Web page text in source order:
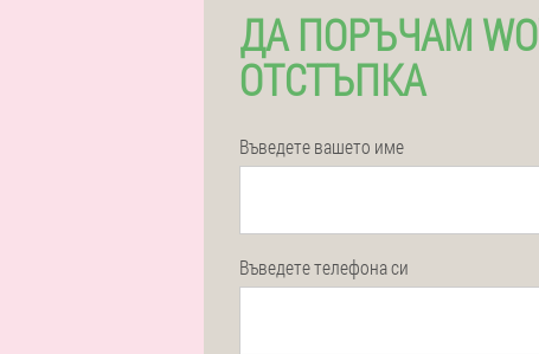
ДА ПОРЪЧАМ
ОТСТЪПКА
Въведете вашето име
Въведете телефона си